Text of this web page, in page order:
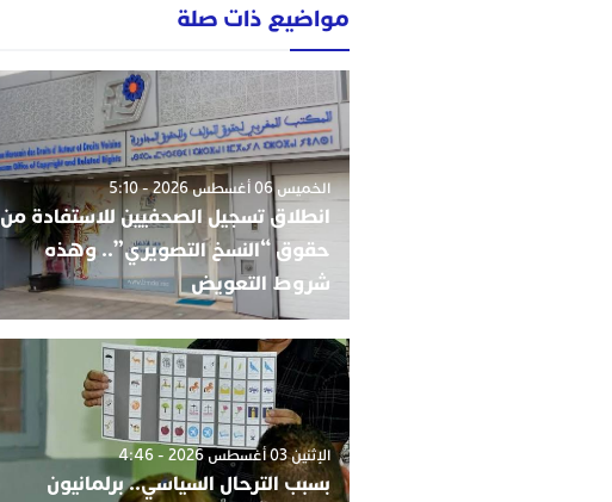
مواضيع ذات صلة
الخميس 06 أغسطس 2026 - 5:10
انطلاق تسجيل الصحفيين للاستفادة من
حقوق “النسخ التصويري”.. وهذه
شروط التعويض
الإثنين 03 أغسطس 2026 - 4:46
بسبب الترحال السياسي.. برلمانيون